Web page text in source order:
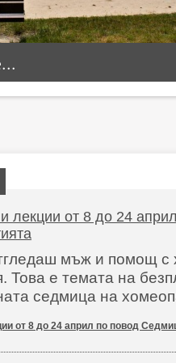
лекции от 8 до 24
мъж и помощ с
Това е темата на
седмица на
от 8 до 24 април по повод